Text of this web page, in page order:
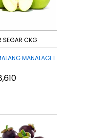
SEGAR CKG
MANALAGI 1